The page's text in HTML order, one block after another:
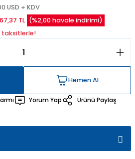
USD + KDV
TL (%2,00 havale indirimi)
taksitlerle!
Hemen Al
Hemen Al
Yorum Yap
Ürünü Paylaş